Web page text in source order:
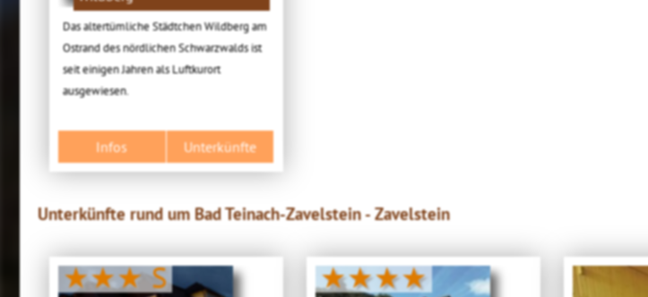
Das altertümliche Städtchen Wildberg am
Ostrand des nördlichen Schwarzwalds ist
seit einigen Jahren als Luftkurort
ausgewiesen.
Infos Unterkünfte
Unterkünfte rund um Bad Teinach-Zavelstein - Zavelstein
★★★ S ★★★★